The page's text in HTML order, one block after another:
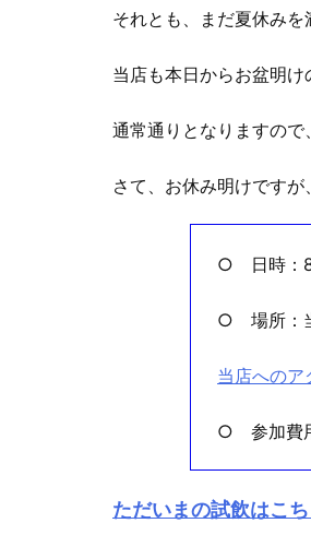
それとも、まだ夏休みを
当店も本日からお盆明け
通常通りとなりますので
さて、お休み明けですが、
○ 日時：8/
○ 場所：
当店へのア
○ 参加費
ただいまの試飲はこち